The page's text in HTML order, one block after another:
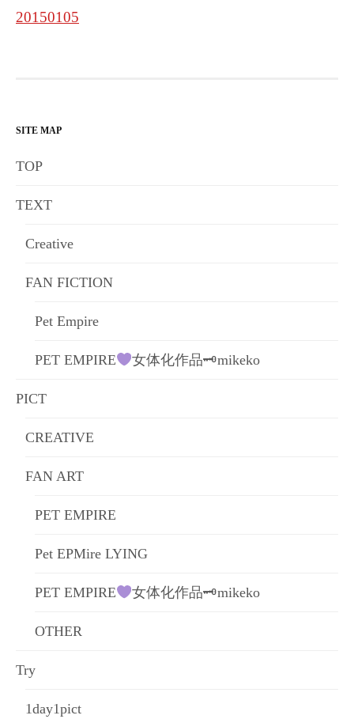
稿
ー
シ
ン
20150105
SITE MAP
TOP
TEXT
Creative
FAN FICTION
Pet Empire
PET EMPIRE 女体化作品🗝mikeko
PICT
CREATIVE
FAN ART
PET EMPIRE
Pet EPMire LYING
PET EMPIRE 女体化作品🗝mikeko
OTHER
Try
1day1pict